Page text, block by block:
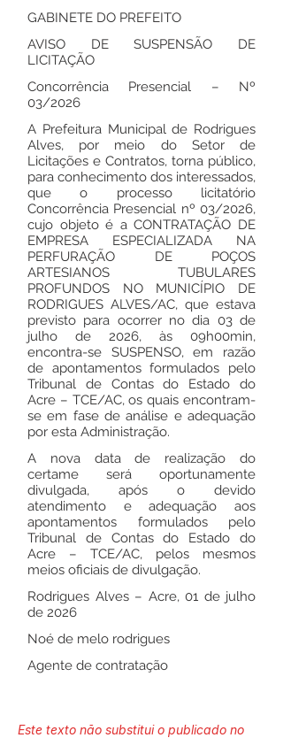
GABINETE DO PREFEITO
AVISO DE SUSPENSÃO DE
LICITAÇÃO
Concorrência Presencial – Nº
03/2026
A Prefeitura Municipal de Rodrigues
Alves, por meio do Setor de
Licitações e Contratos, torna público,
para conhecimento dos interessados,
que o processo licitatório
Concorrência Presencial nº 03/2026,
cujo objeto é a CONTRATAÇÃO DE
EMPRESA ESPECIALIZADA NA
PERFURAÇÃO DE POÇOS
ARTESIANOS TUBULARES
PROFUNDOS NO MUNICÍPIO DE
RODRIGUES ALVES/AC, que estava
previsto para ocorrer no dia 03 de
julho de 2026, às 09h00min,
encontra-se SUSPENSO, em razão
de apontamentos formulados pelo
Tribunal de Contas do Estado do
Acre – TCE/AC, os quais encontram-
se em fase de análise e adequação
por esta Administração.
A nova data de realização do
certame será oportunamente
divulgada, após o devido
atendimento e adequação aos
apontamentos formulados pelo
Tribunal de Contas do Estado do
Acre – TCE/AC, pelos mesmos
meios oficiais de divulgação.
Rodrigues Alves – Acre, 01 de julho
de 2026
Noé de melo rodrigues
Agente de contratação
Este texto não substitui o publicado no